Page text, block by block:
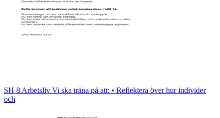
SH 8 Arbetsliv Vi ska träna på att: • Reflektera över hur individer
och